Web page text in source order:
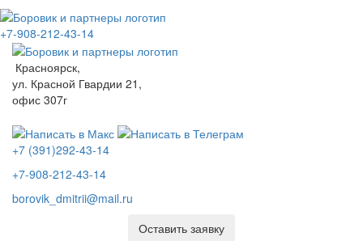
+7-908-212-43-14
Красноярск,
ул. Красной Гвардии 21,
офис 307г
+7 (391)292-43-14
+7-908-212-43-14
borovik_dmitrii@mail.ru
Оставить заявку